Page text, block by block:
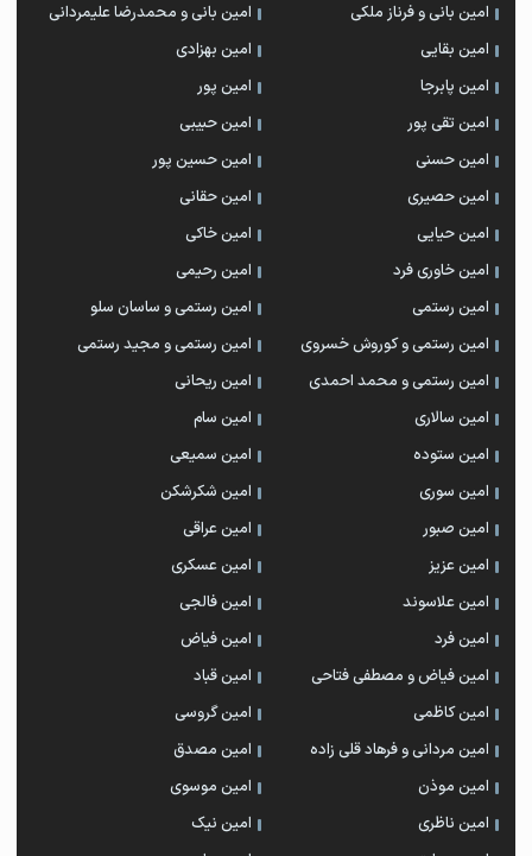
امین بانی و فرناز ملکی
امین بانی و محمدرضا علیمردانی
امین بقایی
امین بهزادی
امین پابرجا
امین پور
امین تقی پور
امین حبیبی
امین حسنی
امین حسین پور
امین حصیری
امین حقانی
امین حیایی
امین خاکی
امین خاوری فرد
امین رحیمی
امین رستمی
امین رستمی و ساسان سلو
امین رستمی و کوروش خسروی
امین رستمی و مجید رستمی
امین رستمی و محمد احمدی
امین ریحانی
امین سالاری
امین سام
امین ستوده
امین سمیعی
امین سوری
امین شکرشکن
امین صبور
امین عراقی
امین عزیز
امین عسکری
امین علاسوند
امین فالجی
امین فرد
امین فیاض
امین فیاض و مصطفی فتاحی
امین قباد
امین کاظمی
امین گروسی
امین مردانی و فرهاد قلی زاده
امین مصدق
امین موذن
امین موسوی
امین ناظری
امین نیک